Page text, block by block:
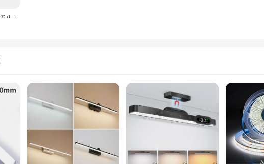
מיני qitu רזה מיני הוביל במורד אור 3w redc12v 24v מטבח אמבטיה עמיד למים מובנה תאורה